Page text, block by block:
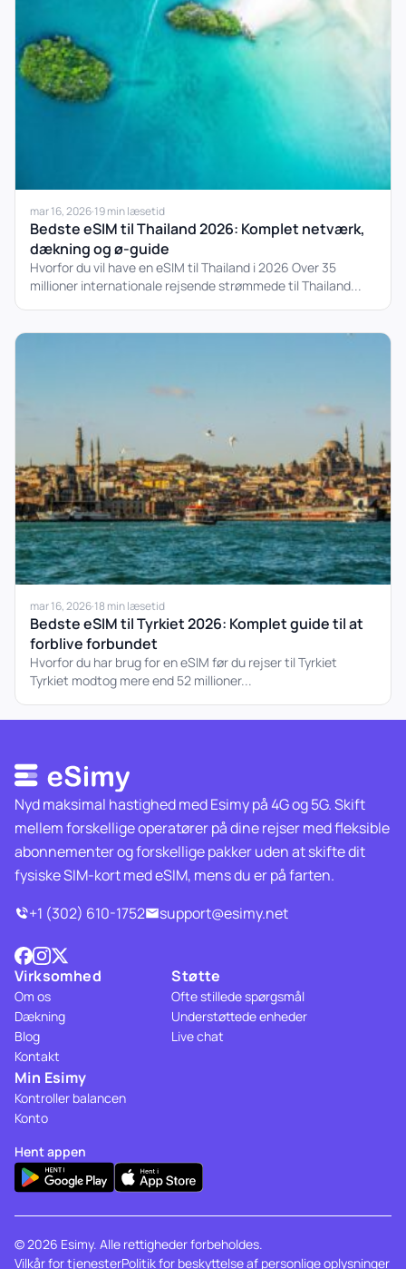
mar 16, 2026·19 min læsetid
Bedste eSIM til Thailand 2026: Komplet netværk,
dækning og ø-guide
Hvorfor du vil have en eSIM til Thailand i 2026 Over 35
millioner internationale rejsende strømmede til Thailand...
mar 16, 2026·18 min læsetid
Bedste eSIM til Tyrkiet 2026: Komplet guide til at
forblive forbundet
Hvorfor du har brug for en eSIM før du rejser til Tyrkiet
Tyrkiet modtog mere end 52 millioner...
Nyd maksimal hastighed med Esimy på 4G og 5G. Skift
mellem forskellige operatører på dine rejser med fleksible
abonnementer og forskellige pakker uden at skifte dit
fysiske SIM-kort med eSIM, mens du er på farten.
+1 (302) 610-1752
support@esimy.net
Virksomhed
Om os
Dækning
Blog
Kontakt
Støtte
Ofte stillede spørgsmål
Understøttede enheder
Live chat
Min Esimy
Kontroller balancen
Konto
Hent appen
© 2026 Esimy. Alle rettigheder forbeholdes.
Vilkår for tjenesterPolitik for beskyttelse af personlige oplysninger